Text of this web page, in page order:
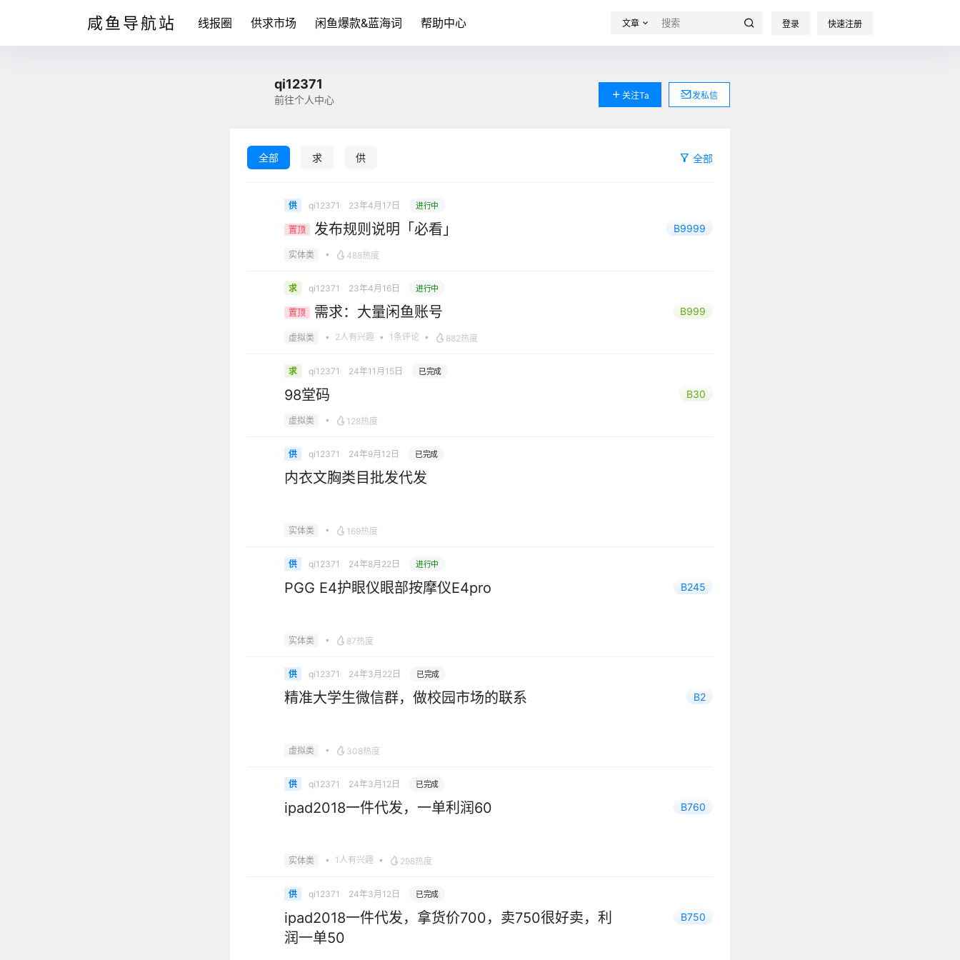
咸鱼导航站 线报圈 供求市场 闲鱼爆款&蓝海词 帮助中心 文章 登录 快速注册
qi12371
前往个人中心 关注Ta 发私信
全部 求 供 全部
供 qi12371 23年4月17日 进行中
置顶 发布规则说明「必看」 B9999
实体类 • 488热度
求 qi12371 23年4月16日 进行中
置顶 需求：大量闲鱼账号 B999
虚拟类 • 2人有兴趣 • 1条评论 • 882热度
求 qi12371 24年11月15日 已完成
98堂码 B30
虚拟类 • 128热度
供 qi12371 24年9月12日 已完成
内衣文胸类目批发代发
实体类 • 169热度
供 qi12371 24年8月22日 进行中
PGG E4护眼仪眼部按摩仪E4pro B245
实体类 • 87热度
供 qi12371 24年3月22日 已完成
精准大学生微信群，做校园市场的联系 B2
虚拟类 • 308热度
供 qi12371 24年3月12日 已完成
ipad2018一件代发，一单利润60 B760
实体类 • 1人有兴趣 • 298热度
供 qi12371 24年3月12日 已完成
ipad2018一件代发，拿货价700，卖750很好卖，利
润一单50
B750